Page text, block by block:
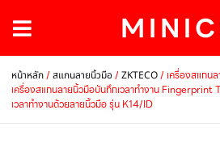
หน้าหลัก/สแกนลายนิ้วมือ/ZKTECO/ เครื่องสแกน
เครื่องสแกนลายนิ้วมือบันทึกเวลาทำงาน
เวลาทำงานด้วยลายนิ้วมือ รุ่น K14/ID